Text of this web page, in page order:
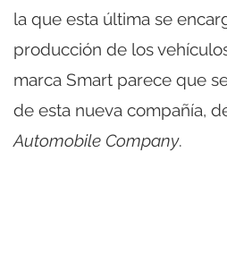
la que esta última se
producción de los
marca Smart parece que
de esta nueva compañía,
Automobile Company.